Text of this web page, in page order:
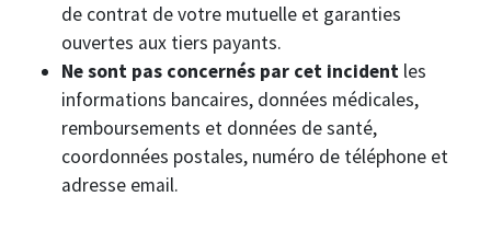
de contrat de votre mutuelle et garanties
ouvertes aux tiers payants.
Ne sont pas concernés par cet incident les
informations bancaires, données médicales,
remboursements et données de santé,
coordonnées postales, numéro de téléphone et
adresse email.